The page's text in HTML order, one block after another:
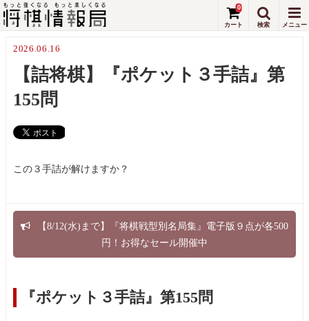
0
2026.06.16
【詰将棋】『ポケット３手詰』第
155問
この３手詰が解けますか？
【8/12(水)まで】『将棋戦型別名局集』電子版９点が各500
円！お得なセール開催中
『ポケット３手詰』第155問